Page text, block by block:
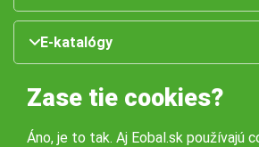
E-katalógy
Zase tie cookies?
Áno, je to tak. Aj Eobal.sk používajú